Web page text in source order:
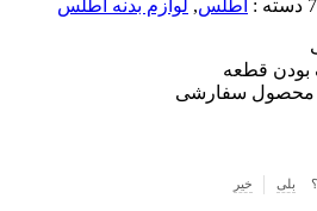
دسته : اطلس, لوازم بدنه اطلس
بودن قطعه
محصول سفارشی
بلی خیر